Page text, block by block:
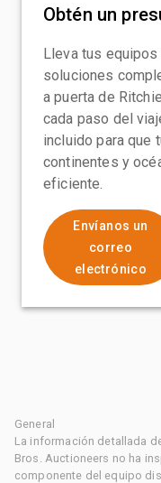
Obtén un
Lleva tus
soluciones
a puerta de
cada paso del
incluido para que
continentes y
eficiente.
Envíanos un
correo
electrónico
General
La información detallada
Bros. Auctioneers no ha
componente del equipo